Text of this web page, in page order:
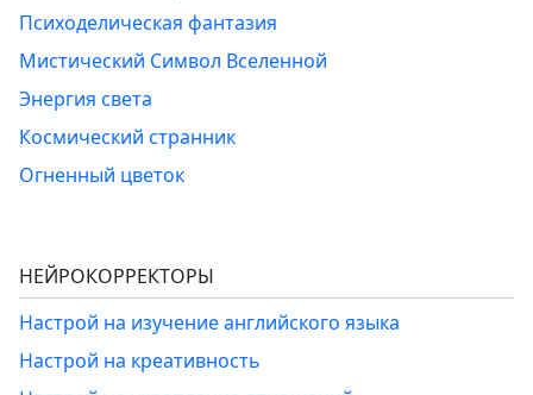
Психоделическая фантазия
Мистический Символ Вселенной
Энергия света
Космический странник
Огненный цветок
НЕЙРОКОРРЕКТОРЫ
Настрой на изучение английского языка
Настрой на креативность